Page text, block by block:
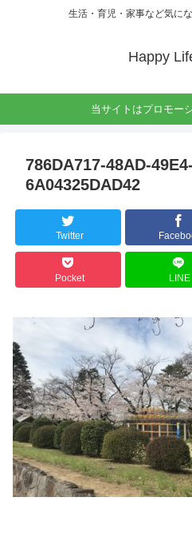
生活・育児・家事など気に
Happy
当サイトはプロモー
786DA717-48AD-
6A04325DAD42
Twitter
Pocket LINE